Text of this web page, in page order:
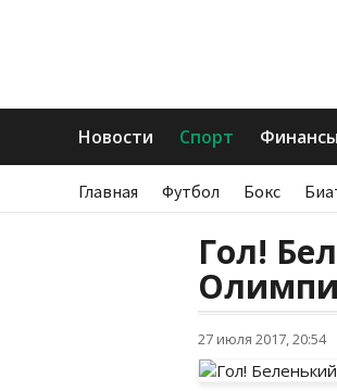
Новости Спорт Финансы
Главная Футбол Бокс
Гол!
27 июля 2017, 20:54